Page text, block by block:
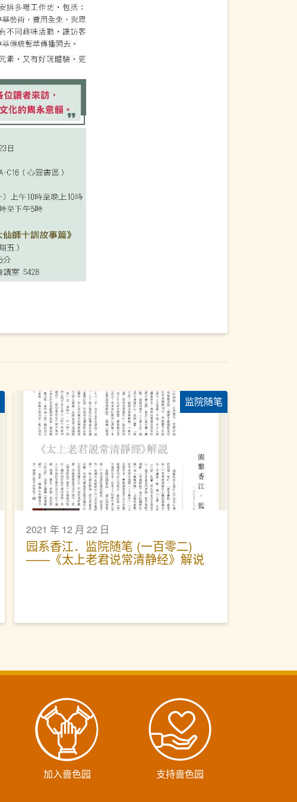
监院随笔
2021 年 12 月 22 日
园系香江．监院随笔 (一百零二)
——《太上老君说常清静经》解说
加入啬色园 支持啬色园